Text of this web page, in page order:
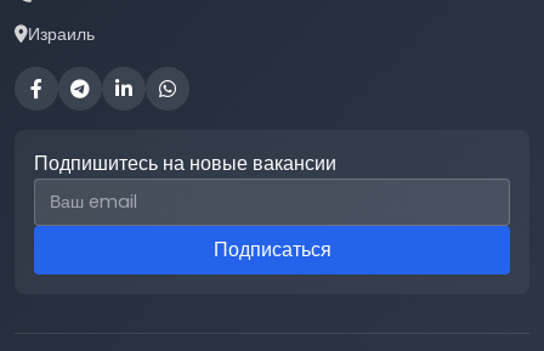
Израиль
Подпишитесь на новые вакансии
Email для подписки
Подписаться